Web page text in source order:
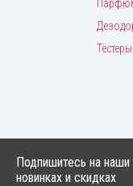
Тестеры
Подпишитесь на наши
новинках и скидках